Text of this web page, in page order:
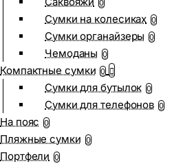
0
Сумки на колесиках 0
Сумки органайзеры 0
Чемоданы 0
Компактные сумки 0
Сумки для бутылок 0
Сумки для телефонов 0
На пояс 0
Пляжные сумки 0
Портфели 0